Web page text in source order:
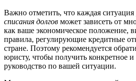
Важно отметить, что каждая
списания долгов может зависеть от
как ваше экономическое положение,
правила, регулирующие кредитные
стране. Поэтому рекомендуется
юристу, чтобы получить конкретное
руководство по вашей ситуации.